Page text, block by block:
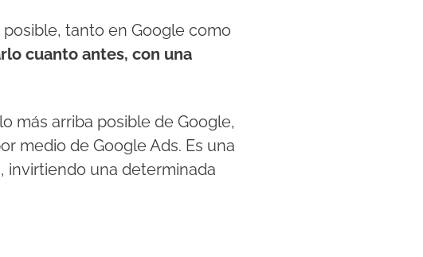
posible, tanto en Google como
cuanto antes, con una
más arriba posible de Google,
medio de Google Ads. Es una
invirtiendo una determinada